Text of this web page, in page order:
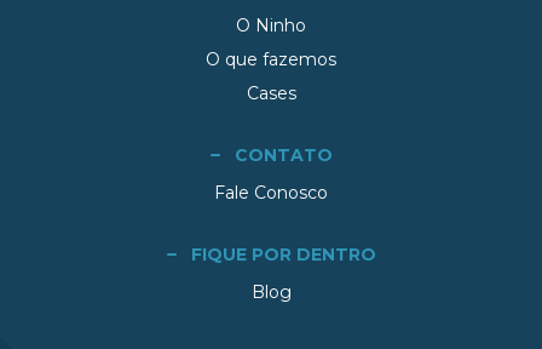
O Ninho
O que fazemos
Cases
CONTATO
Fale Conosco
FIQUE POR DENTRO
Blog